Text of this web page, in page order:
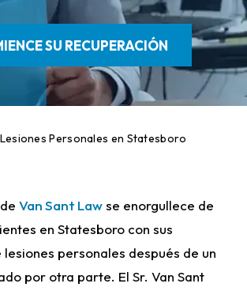
SU RECUPERACIÓN
Personales en Statesboro
Van Sant Lawse enorgullece de
en Statesboro con sus
personales después de un
por otra parte. El Sr. Van Sant